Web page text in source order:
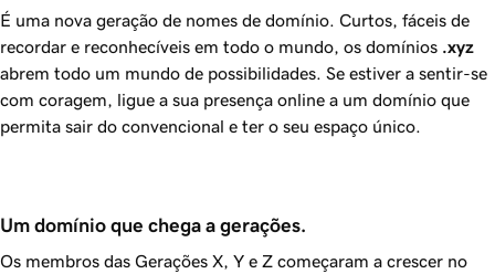
É uma nova geração de nomes de domínio. Curtos, fáceis de
recordar e reconhecíveis em todo o mundo, os domínios .xyz
abrem todo um mundo de possibilidades. Se estiver a sentir-se
com coragem, ligue a sua presença online a um domínio que
permita sair do convencional e ter o seu espaço único.
Um domínio que chega a gerações.
Os membros das Gerações X, Y e Z começaram a crescer no